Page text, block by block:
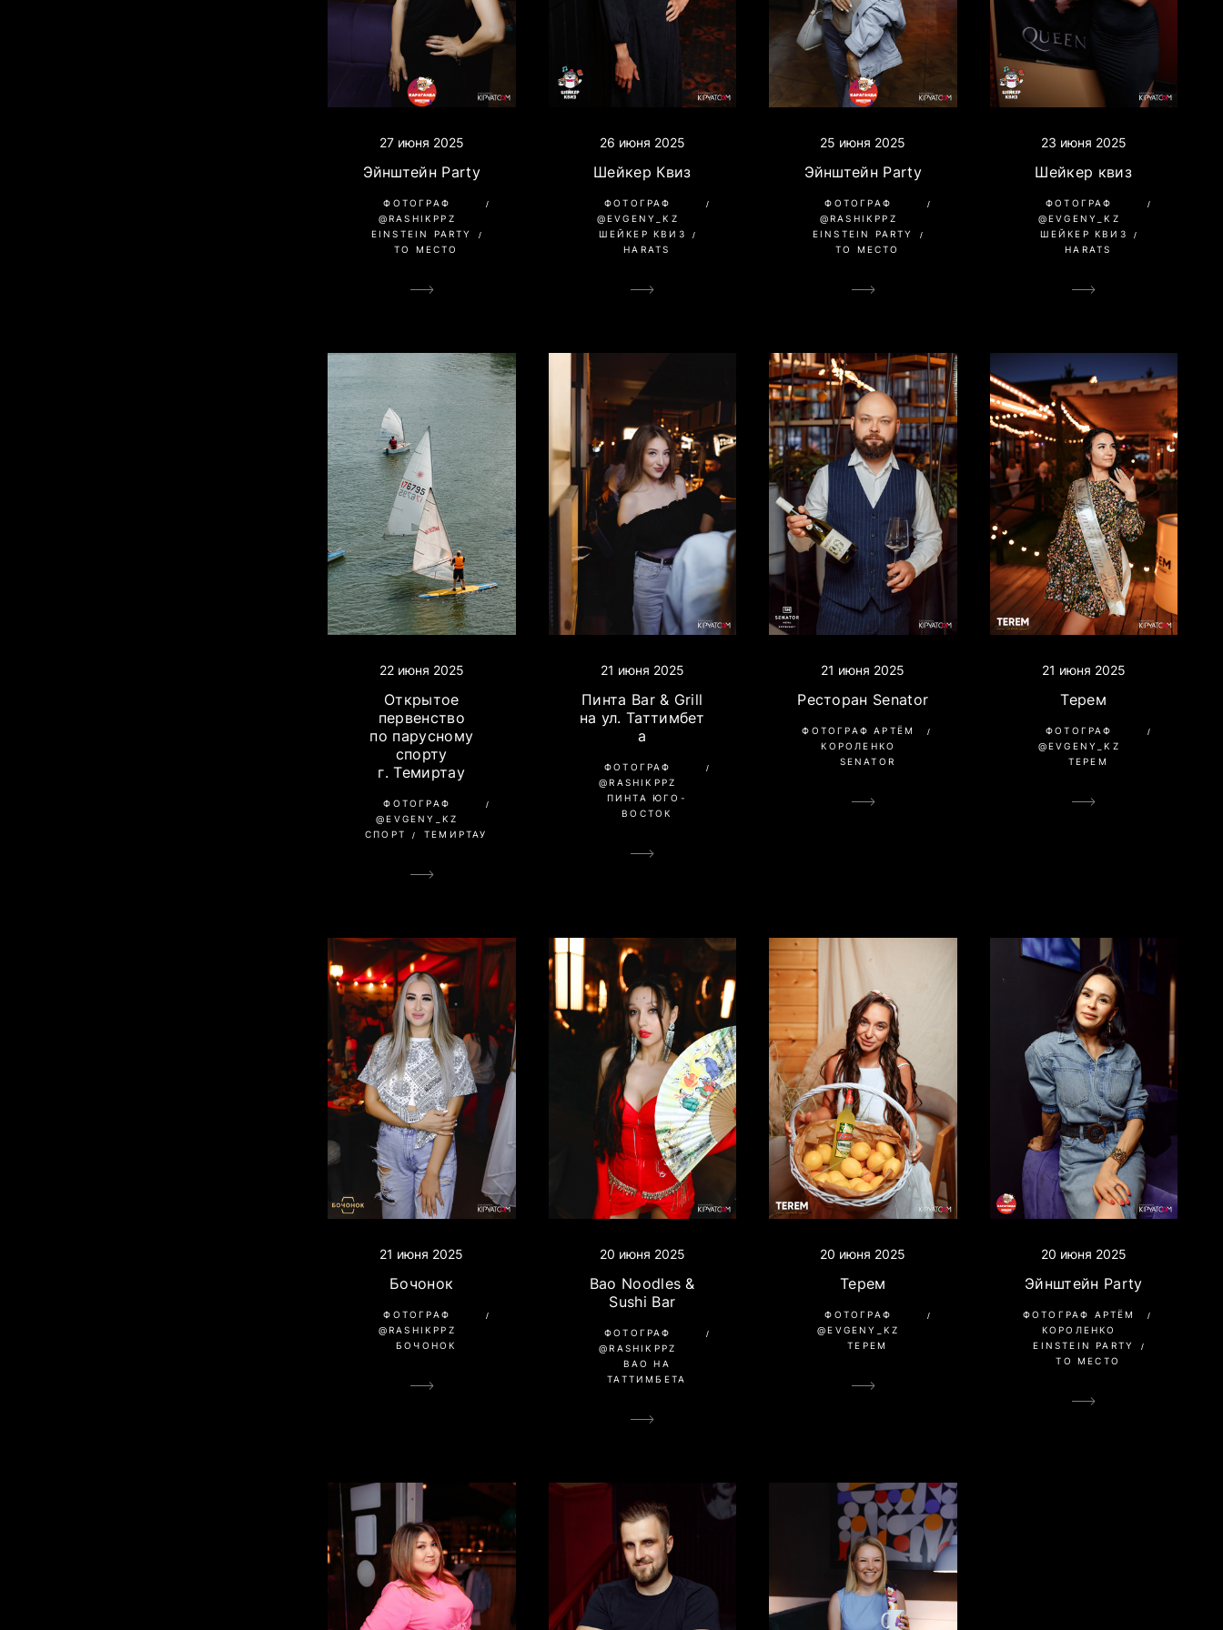
27 июня 2025
Эйнштейн Party
ФОТОГРАФ
@RASHIKPPZ
EINSTEIN PARTY
ТО МЕСТО
26 июня 2025
Шейкер Квиз
ФОТОГРАФ
@EVGENY_KZ
ШЕЙКЕР КВИЗ
HARATS
25 июня 2025
Эйнштейн Party
ФОТОГРАФ
@RASHIKPPZ
EINSTEIN PARTY
ТО МЕСТО
23 июня 2025
Шейкер квиз
ФОТОГРАФ
@EVGENY_KZ
ШЕЙКЕР КВИЗ
HARATS
22 июня 2025
Открытое
первенство
по парусному
спорту
г. Темиртау
ФОТОГРАФ
@EVGENY_KZ
СПОРТ
ТЕМИРТАУ
21 июня 2025
Пинта Bar & Grill
на ул. Таттимбет
а
ФОТОГРАФ
@RASHIKPPZ
ПИНТА ЮГО-
ВОСТОК
21 июня 2025
Ресторан Senator
ФОТОГРАФ АРТЁМ
КОРОЛЕНКО
SENATOR
21 июня 2025
Терем
ФОТОГРАФ
@EVGENY_KZ
ТЕРЕМ
21 июня 2025
Бочонок
ФОТОГРАФ
@RASHIKPPZ
БОЧОНОК
20 июня 2025
Bao Noodles &
Sushi Bar
ФОТОГРАФ
@RASHIKPPZ
BAO НА
ТАТТИМБЕТА
20 июня 2025
Терем
ФОТОГРАФ
@EVGENY_KZ
ТЕРЕМ
20 июня 2025
Эйнштейн Party
ФОТОГРАФ АРТЁМ
КОРОЛЕНКО
EINSTEIN PARTY
ТО МЕСТО